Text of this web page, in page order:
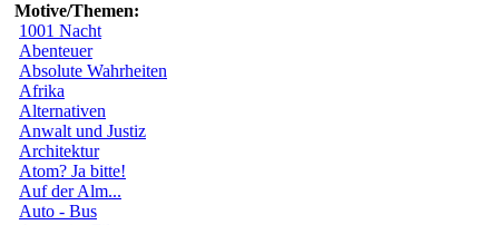
Motive/Themen:
1001 Nacht
Abenteuer
Absolute Wahrheiten
Afrika
Alternativen
Anwalt und Justiz
Architektur
Atom? Ja bitte!
Auf der Alm...
Auto - Bus